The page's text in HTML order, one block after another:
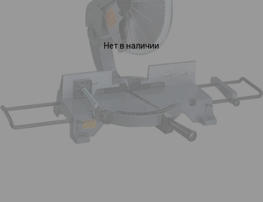
Нет в наличии